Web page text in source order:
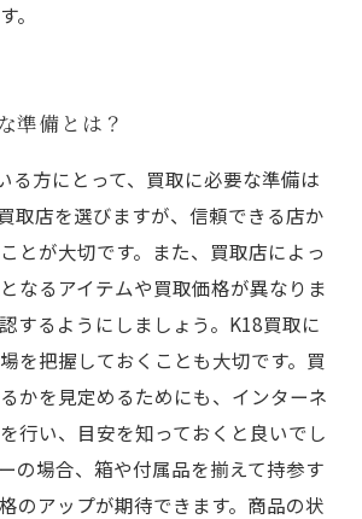
。
準備とは？
る方にとって、買取に必要な準備は
取店を選びますが、信頼できる店か
とが大切です。また、買取店によっ
なるアイテムや買取価格が異なりま
するようにしましょう。K18買取に
を把握しておくことも大切です。買
かを見定めるためにも、インターネ
行い、目安を知っておくと良いでし
の場合、箱や付属品を揃えて持参す
のアップが期待できます。商品の状